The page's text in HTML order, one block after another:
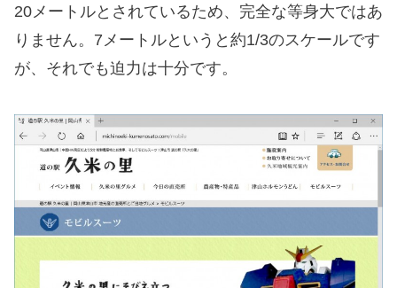
20メートルとされているため、完全な等身大ではあ
りません。7メートルというと約1/3のスケールです
が、それでも迫力は十分です。